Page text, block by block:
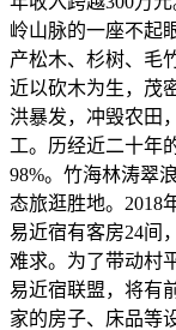
岭山脉的一座不起
产松木、杉树、毛
近以砍木为生，茂
洪暴发，冲毁农田
工。历经近二十年
98%。竹海林涛翠
态旅逛胜地。2018
易近宿有客房24间
难求。为了带动村
易近宿联盟，将有
家的房子、床品等